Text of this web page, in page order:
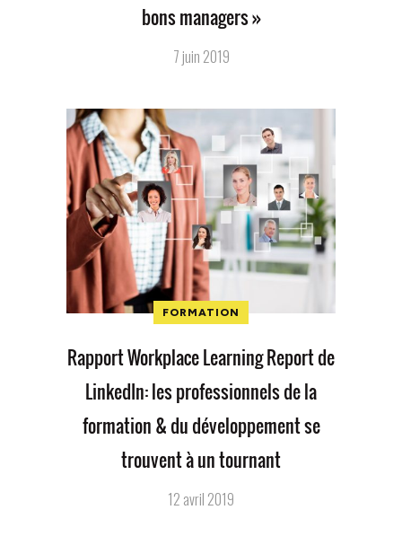
bons managers »
7 juin 2019
FORMATION
Rapport Workplace Learning Report de
LinkedIn: les professionnels de la
formation & du développement se
trouvent à un tournant
12 avril 2019